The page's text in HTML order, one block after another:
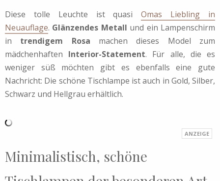
Diese tolle Leuchte ist quasiOmas Liebling in
Neuauflage. Glänzendes Metall und ein Lampenschirm
in trendigem Rosa machen dieses Model zum
mädchenhaften Interior-Statement. Für alle, die es
weniger süß möchten gibt es ebenfalls eine gute
Nachricht: Die schöne Tischlampe ist auch in Gold, Silber,
Schwarz und Hellgrau erhältlich.
Minimalistisch, schöne